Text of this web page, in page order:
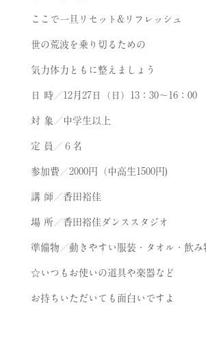
ここで一旦リセット&リフレッシュ
世の荒波を乗り切るための
気力体力ともに整えましょう
日 時／12月27日（日）13：30～16：00
対 象／中学生以上
定 員／６名
参加費／2000円（中高生1500円)
講 師／香田裕佳
場 所／香田裕佳ダンススタジオ
準備物／動きやすい服装・タオル・飲み
☆いつもお使いの道具や楽器など
お持ちいただいても面白いですよ